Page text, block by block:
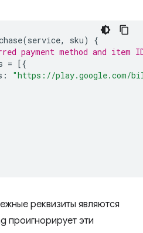
(service, sku)
{
payment method and item
= [{
:
"https://play.google.com/
реквизиты являются
проигнорирует эти